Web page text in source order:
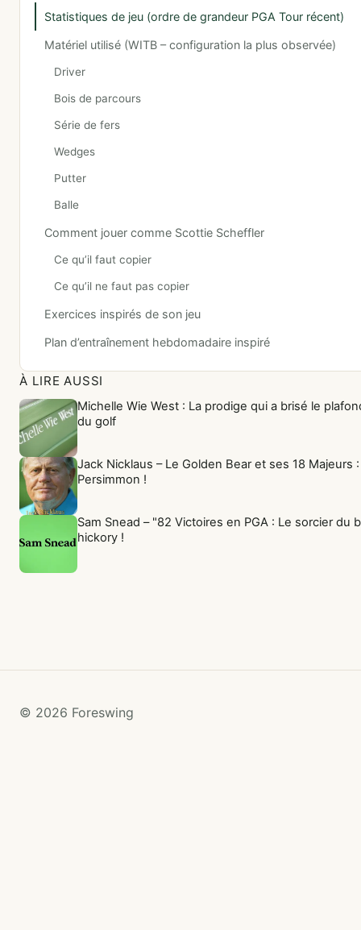
Statistiques de jeu (ordre de grandeur PGA Tour récent)
Matériel utilisé (WITB – configuration la plus observée)
Driver
Bois de parcours
Série de fers
Wedges
Putter
Balle
Comment jouer comme Scottie Scheffler
Ce qu’il faut copier
Ce qu’il ne faut pas copier
Exercices inspirés de son jeu
Plan d’entraînement hebdomadaire inspiré
À LIRE AUSSI
Michelle Wie West : La prodige qui a brisé le
du golf
Jack Nicklaus – Le Golden Bear et ses 18 Majeurs
Persimmon !
Sam Snead – "82 Victoires en PGA : Le sorcier du
hickory !
© 2026 Foreswing